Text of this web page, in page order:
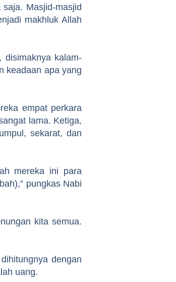
Masjid-masjid
makhluk Allah
kalam-
keadaan apa yang
empat perkara
lama. Ketiga,
sekarat, dan
mereka ini para
pungkas Nabi
kita semua.
dengan
uang.